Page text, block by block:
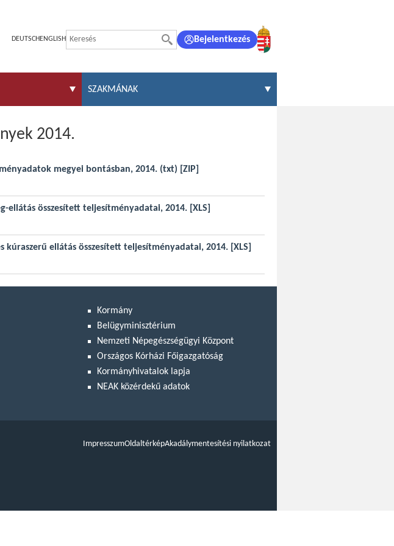
DEUTSCH ENGLISH Bejelentkezés
SZAKMÁNAK
2014.
megyei bontásban, 2014. (txt)
[ZIP]
ellátás összesített teljesítményadatai, 2014. [XLS]
kúraszerű ellátás összesített teljesítményadatai, 2014. [XLS]
Kormány
Belügyminisztérium
Nemzeti Népegészségügyi Központ
Országos Kórházi Főigazgatóság
Kormányhivatalok lapja
NEAK közérdekű adatok
ImpresszumOldaltérképAkadálymentesítési nyilatkozat